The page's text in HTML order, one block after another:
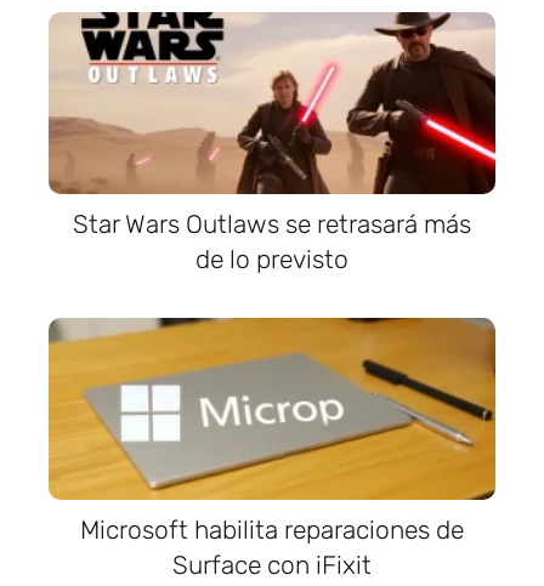
Star Wars Outlaws se retrasará más
de lo previsto
Microsoft habilita reparaciones de
Surface con iFixit